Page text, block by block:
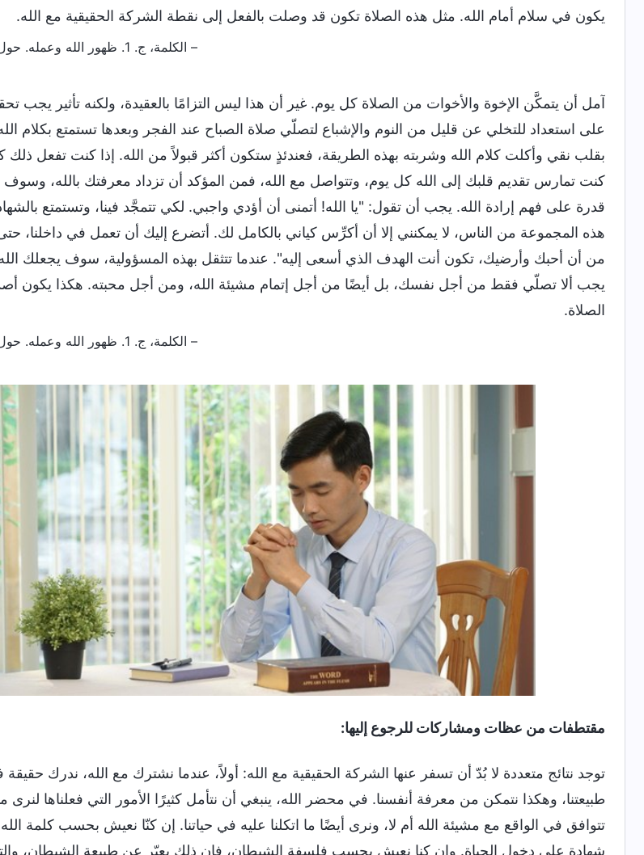
يكون في سلام أمام الله. مثل هذه الصلاة تكون قد وصلت بالفعل إلى نقطة الشركة الحقيقية مع الله.
– الكلمة، ج. 1. ظهور الله وعمله. حول ممارسة الصلاة
آمل أن يتمكَّن الإخوة والأخوات من الصلاة كل يوم. غير أن هذا ليس التزامًا بالعقيدة، ولكنه تأثير يجب
على استعداد للتخلي عن قليل من النوم والإشباع لتصلّي صلاة الصباح عند الفجر وبعدها تستمتع بكلام
بقلب نقي وأكلت كلام الله وشربته بهذه الطريقة، فعندئذٍ ستكون أكثر قبولاً من الله. إذا كنت تفعل ذلك
كنت تمارس تقديم قلبك إلى الله كل يوم، وتتواصل مع الله، فمن المؤكد أن تزداد معرفتك بالله،
قدرة على فهم إرادة الله. يجب أن تقول: "يا الله! أتمنى أن أؤدي واجبي. لكي تتمجَّد فينا، وتستمتع
هذه المجموعة من الناس، لا يمكنني إلا أن أكرِّس كياني بالكامل لك. أتضرع إليك أن تعمل في داخلنا،
من أن أحبك وأرضيك، تكون أنت الهدف الذي أسعى إليه". عندما تتثقل بهذه المسؤولية، سوف يجعلك الله
يجب ألا تصلّي فقط من أجل نفسك، بل أيضًا من أجل إتمام مشيئة الله، ومن أجل محبته. هكذا يكون
الصلاة.
– الكلمة، ج. 1. ظهور الله وعمله. حول ممارسة الصلاة
مقتطفات من عظات ومشاركات للرجوع إليها:
توجد نتائج متعددة لا بُدّ أن تسفر عنها الشركة الحقيقية مع الله: أولاً، عندما نشترك مع الله، ندرك حقيقة
طبيعتنا، وهكذا نتمكن من معرفة أنفسنا. في محضر الله، ينبغي أن نتأمل كثيرًا الأمور التي فعلناها لنرى
تتوافق في الواقع مع مشيئة الله أم لا، ونرى أيضًا ما اتكلنا عليه في حياتنا. إن كنّا نعيش بحسب كلمة
شهادة على دخول الحياة. وإن كنا نعيش بحسب فلسفة الشيطان، فإن ذلك يعبّر عن طبيعة الشيطان،